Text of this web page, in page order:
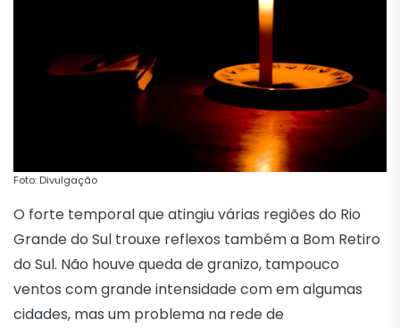
Foto: Divulgação
O forte temporal que atingiu várias regiões do Rio
Grande do Sul trouxe reflexos também a Bom Retiro
do Sul. Não houve queda de granizo, tampouco
ventos com grande intensidade com em algumas
cidades, mas um problema na rede de